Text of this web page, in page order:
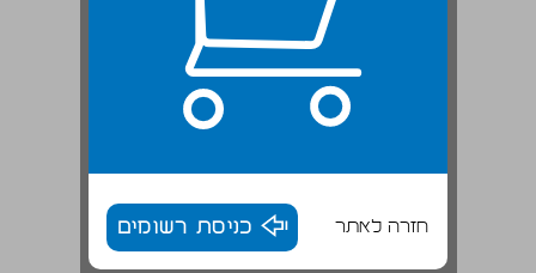
חזרה לאתר כניסת רשומים